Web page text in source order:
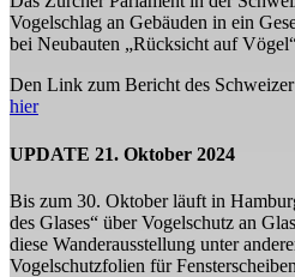
Vogelschlag an Gebäuden in ein
bei Neubauten „Rücksicht auf
Den Link zum Bericht des
hier
UPDATE 21. Oktober 2024
Bis zum 30. Oktober läuft in
des Glases“ über Vogelschutz an
diese Wanderausstellung unter
Vogelschutzfolien für